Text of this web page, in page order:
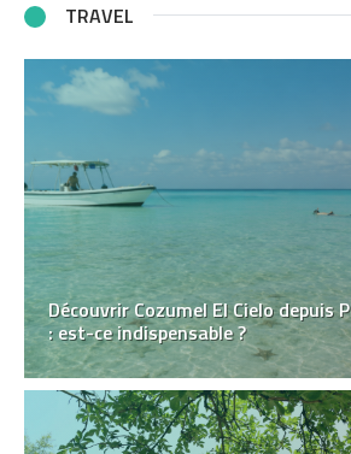
TRAVEL
Découvrir Cozumel El Cielo depuis
: est-ce indispensable ?